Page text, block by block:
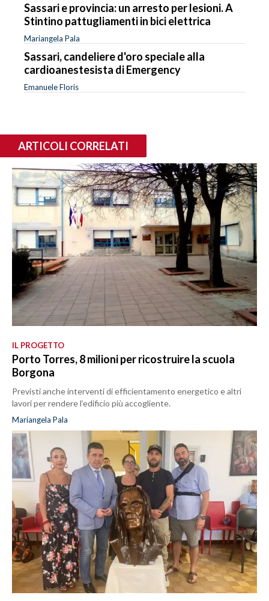
Sassari e provincia: un arresto per lesioni. A
Stintino pattugliamenti in bici elettrica
Mariangela Pala
Sassari, candeliere d'oro speciale alla
cardioanestesista di Emergency
Emanuele Floris
ARTICOLI CORRELATI
IL PROGETTO
Porto Torres, 8 milioni per ricostruire la scuola
Borgona
Previsti anche interventi di efficientamento energetico e altri
lavori per rendere l’edificio più accogliente.
Mariangela Pala